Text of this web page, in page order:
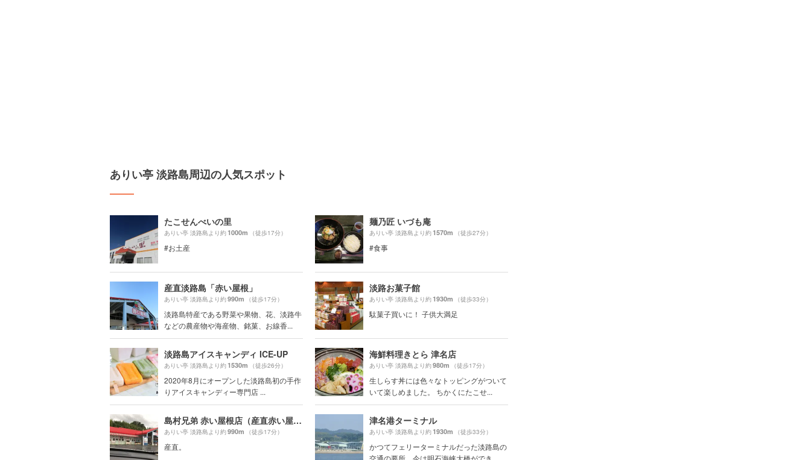
ありい亭 淡路島周辺の人気スポット
たこせんべいの里
ありい亭 淡路島より約1000m （徒歩17分）
#お土産
麺乃匠 いづも庵
ありい亭 淡路島より約1570m （徒歩27分）
#食事
産直淡路島「赤い屋根」
ありい亭 淡路島より約990m （徒歩17分）
淡路島特産である野菜や果物、花、淡路牛
などの農産物や海産物、銘菓、お線香...
淡路お菓子館
ありい亭 淡路島より約1930m （徒歩33分）
駄菓子買いに！ 子供大満足
淡路島アイスキャンディ ICE-UP
ありい亭 淡路島より約1530m （徒歩26分）
2020年8月にオープンした淡路島初の手作
りアイスキャンディー専門店 ...
海鮮料理きとら 津名店
ありい亭 淡路島より約980m （徒歩17分）
生しらす丼には色々なトッピングがついて
いて楽しめました。 ちかくにたこせ...
島村兄弟 赤い屋根店（産直赤い屋根）
ありい亭 淡路島より約990m （徒歩17分）
産直。
津名港ターミナル
ありい亭 淡路島より約1930m （徒歩33分）
かつてフェリーターミナルだった淡路島の
交通の要所。今は明石海峡大橋ができ...